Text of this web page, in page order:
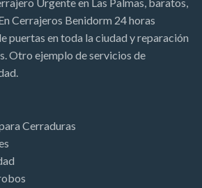
Cerrajeros Benidorm 24 horas
puertas en toda la ciudad y reparación
Otro ejemplo de servicios de
Cerraduras